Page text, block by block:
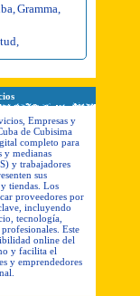
Gramma
Empresas y
de Cubisima
completo para
y medianas
y trabajadores
sus
tiendas. Los
proveedores por
incluyendo
tecnología,
Este
online del
y facilita el
y emprendedores